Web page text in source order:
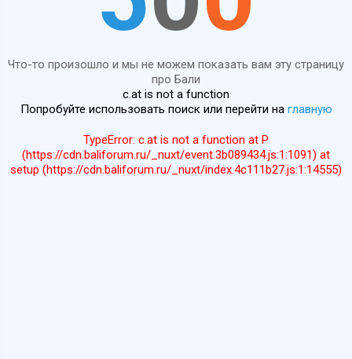
Что-то произошло и мы не можем показать вам эту страницу
про Бали
c.at is not a function
Попробуйте использовать поиск или перейти на главную
TypeError: c.at is not a function at P
(https://cdn.baliforum.ru/_nuxt/event.3b089434.js:1:1091) at
setup (https://cdn.baliforum.ru/_nuxt/index.4c111b27.js:1:14555)